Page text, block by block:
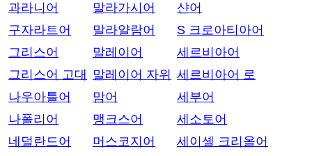
과라니어
구자라트어
그리스어
그리스어 고대
나우아틀어
나폴리어
네덜란드어
말라가시어
말라얄람어
말레이어
말레이어 자위
맘어
맹크스어
머스코지어
샨어
S 크로아티아어
세르비아어
세르비아어 로
세부어
세소토어
세이셸 크리올어